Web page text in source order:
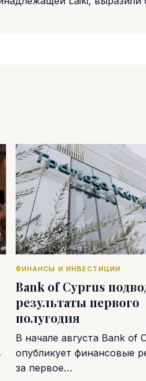
ФИНАНСЫ И ИНВЕСТИЦИИ
Bank of Cyprus
результаты первого
полугодия
В начале августа Bank of
опубликует финансовые
за первое…